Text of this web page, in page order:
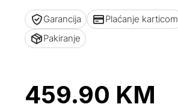
Garancija Plaćanje karticom
Pakiranje
459.90 KM